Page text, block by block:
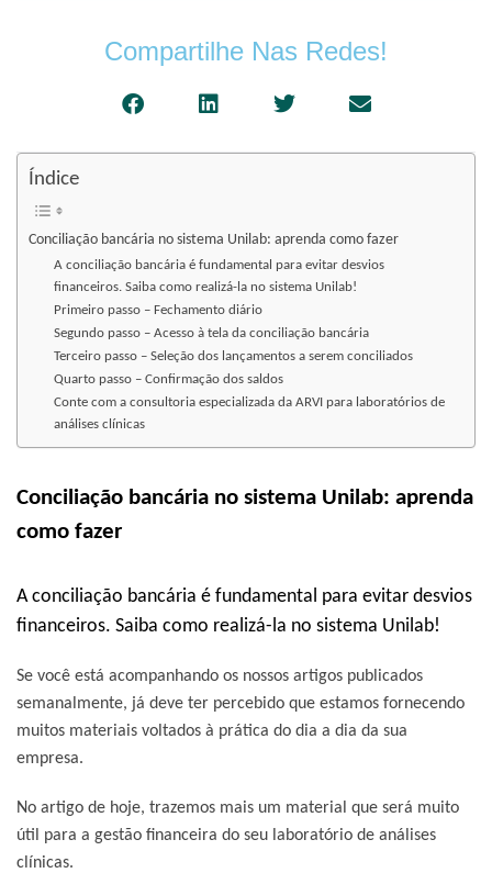
Compartilhe Nas Redes!
Índice
Conciliação bancária no sistema Unilab: aprenda como fazer
A conciliação bancária é fundamental para evitar desvios
financeiros. Saiba como realizá-la no sistema Unilab!
Primeiro passo – Fechamento diário
Segundo passo – Acesso à tela da conciliação bancária
Terceiro passo – Seleção dos lançamentos a serem conciliados
Quarto passo – Confirmação dos saldos
Conte com a consultoria especializada da ARVI para laboratórios de
análises clínicas
Conciliação bancária no sistema Unilab: aprenda
como fazer
A conciliação bancária é fundamental para evitar desvios
financeiros. Saiba como realizá-la no sistema Unilab!
Se você está acompanhando os nossos artigos publicados
semanalmente, já deve ter percebido que estamos fornecendo
muitos materiais voltados à prática do dia a dia da sua
empresa.
No artigo de hoje, trazemos mais um material que será muito
útil para a gestão financeira do seu laboratório de análises
clínicas.